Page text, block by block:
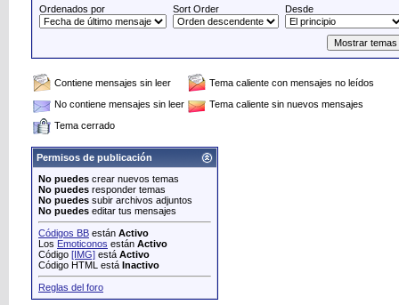
Ordenados por Sort Order Desde
Contiene mensajes sin leer
Tema caliente con mensajes no leídos
No contiene mensajes sin leer
Tema caliente sin nuevos mensajes
Tema cerrado
Permisos de publicación
No puedes crear nuevos temas
No puedes responder temas
No puedes subir archivos adjuntos
No puedes editar tus mensajes
Códigos BB están Activo
Los Emoticonos están Activo
Código [IMG] está Activo
Código HTML está Inactivo
Reglas del foro